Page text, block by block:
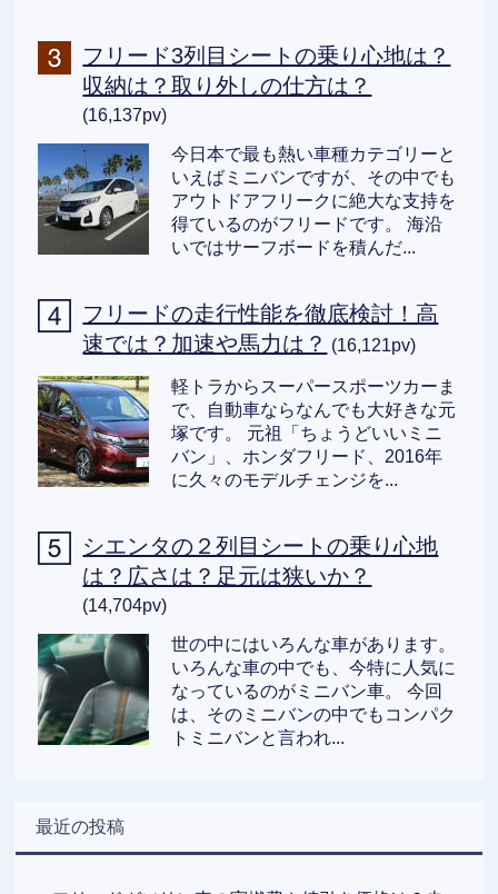
フリード3列目シートの乗り心地は？
収納は？取り外しの仕方は？
(16,137pv)
今日本で最も熱い車種カテゴリーと
いえばミニバンですが、その中でも
アウトドアフリークに絶大な支持を
得ているのがフリードです。 海沿
いではサーフボードを積んだ...
フリードの走行性能を徹底検討！高
速では？加速や馬力は？ (16,121pv)
軽トラからスーパースポーツカーま
で、自動車ならなんでも大好きな元
塚です。 元祖「ちょうどいいミニ
バン」、ホンダフリード、2016年
に久々のモデルチェンジを...
シエンタの２列目シートの乗り心地
は？広さは？足元は狭いか？
(14,704pv)
世の中にはいろんな車があります。
いろんな車の中でも、今特に人気に
なっているのがミニバン車。 今回
は、そのミニバンの中でもコンパク
トミニバンと言われ...
最近の投稿